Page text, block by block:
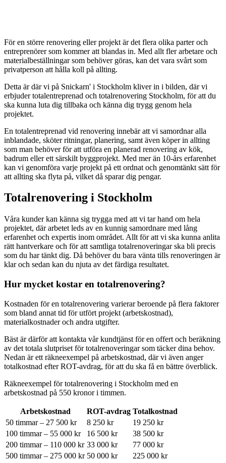
För en större renovering eller projekt är det flera olika parter och
entreprenörer som kommer att blandas in. Med allt fler arbetare och
materialbeställningar som behöver göras, kan det vara svårt som
privatperson att hålla koll på allting.
Detta är där vi på Snickarn' i Stockholm kliver in i bilden, där vi
erbjuder totalentreprenad och totalrenovering Stockholm, för att du
ska kunna luta dig tillbaka och känna dig trygg genom hela
projektet.
En totalentreprenad vid renovering innebär att vi samordnar alla
inblandade, sköter ritningar, planering, samt även köper in allting
som man behöver för att utföra en planerad renovering av kök,
badrum eller ett särskilt byggprojekt. Med mer än 10-års erfarenhet
kan vi genomföra varje projekt på ett ordnat och genomtänkt sätt för
att allting ska flyta på, vilket då sparar dig pengar.
Totalrenovering i Stockholm
Våra kunder kan känna sig trygga med att vi tar hand om hela
projektet, där arbetet leds av en kunnig samordnare med lång
erfarenhet och expertis inom området. Allt för att vi ska kunna anlita
rätt hantverkare och för att samtliga totalrenoveringar ska bli precis
som du har tänkt dig. Då behöver du bara vänta tills renoveringen är
klar och sedan kan du njuta av det färdiga resultatet.
Hur mycket kostar en totalrenovering?
Kostnaden för en totalrenovering varierar beroende på flera faktorer
som bland annat tid för utfört projekt (arbetskostnad),
materialkostnader och andra utgifter.
Bäst är därför att kontakta vår kundtjänst för en offert och beräkning
av det totala slutpriset för totalrenoveringar som täcker dina behov.
Nedan är ett räkneexempel på arbetskostnad, där vi även anger
totalkostnad efter ROT-avdrag, för att du ska få en bättre överblick.
Räkneexempel för totalrenovering i Stockholm med en
arbetskostnad på 550 kronor i timmen.
Arbetskostnad ROT-avdrag Totalkostnad
50 timmar – 27 500 kr
8 250 kr
19 250 kr
100 timmar – 55 000 kr
16 500 kr
38 500 kr
200 timmar – 110 000 kr 33 000 kr
77 000 kr
500 timmar – 275 000 kr 50 000 kr 225 000 kr